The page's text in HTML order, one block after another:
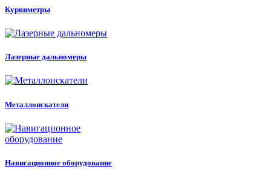
Курвиметры
Лазерные дальномеры
Металлоискатели
Навигационное оборудование